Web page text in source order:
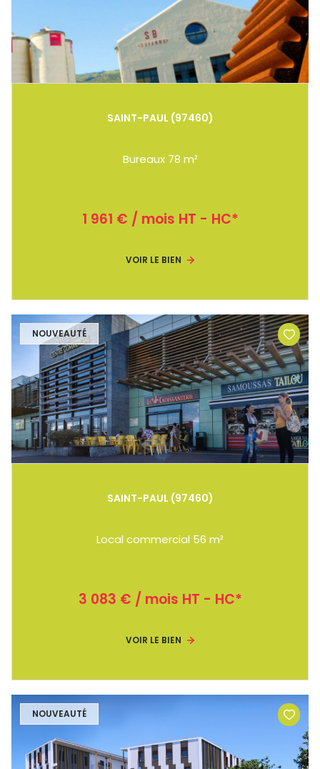
SAINT-PAUL (97460)
Bureaux 78 m²
1 961 € / mois HT - HC*
VOIR LE BIEN
NOUVEAUTÉ
SAINT-PAUL (97460)
Local commercial 56 m²
3 083 € / mois HT - HC*
VOIR LE BIEN
NOUVEAUTÉ